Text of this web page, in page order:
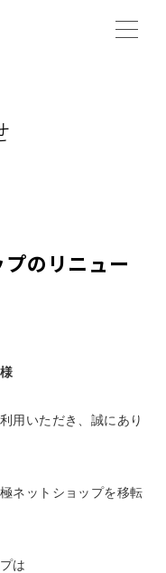
のリニュー
用いただき、誠にあり
ネットショップを移転
は